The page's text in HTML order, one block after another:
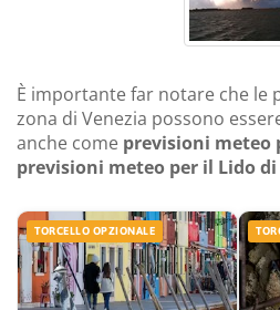
È importante far notare che le
zona di Venezia possono
anche come previsioni meteo
previsioni meteo per il Lido di
TORCELLO OPZIONALE